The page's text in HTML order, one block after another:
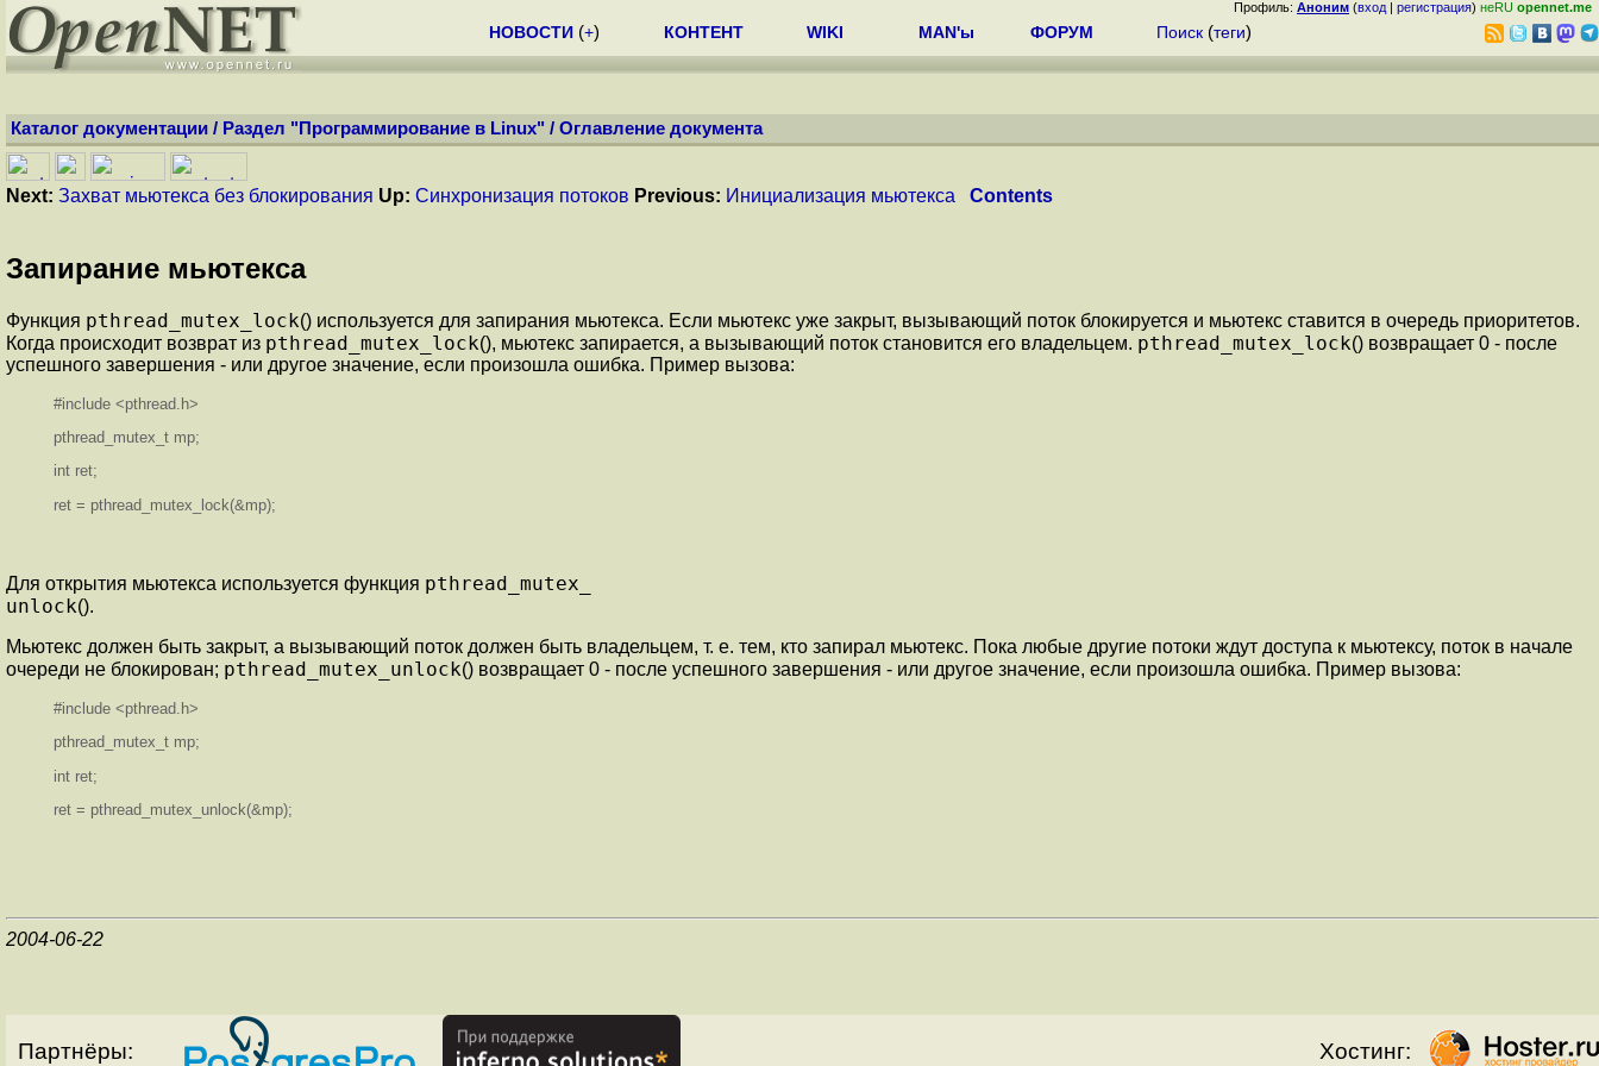
Профиль: Аноним (вход | регистрация) неRU opennet.me
НОВОСТИ (+) КОНТЕНТ WIKI MAN'ы ФОРУМ Поиск (теги)
Каталог документации / Раздел "Программирование в Linux" / Оглавление документа
Next: Захват мьютекса без блокирования Up: Синхронизация потоков Previous: Инициализация мьютекса Contents
Запирание мьютекса
Функция pthread_mutex_lock() используется для запирания мьютекса. Если мьютекс уже закрыт, вызывающий поток блокируется и мьютекс ставится в очередь приоритетов.
Когда происходит возврат из pthread_mutex_lock(), мьютекс запирается, а вызывающий поток становится его владельцем. pthread_mutex_lock() возвращает 0 - после
успешного завершения - или другое значение, если произошла ошибка. Пример вызова:
#include <pthread.h>
pthread_mutex_t mp;
int ret;
ret = pthread_mutex_lock(&mp);
Для открытия мьютекса используется функция pthread_mutex_
unlock().
Мьютекс должен быть закрыт, а вызывающий поток должен быть владельцем, т. е. тем, кто запирал мьютекс. Пока любые другие потоки ждут доступа к мьютексу, поток в начале
очереди не блокирован; pthread_mutex_unlock() возвращает 0 - после успешного завершения - или другое значение, если произошла ошибка. Пример вызова:
#include <pthread.h>
pthread_mutex_t mp;
int ret;
ret = pthread_mutex_unlock(&mp);
2004-06-22
Партнёры: Хостинг: